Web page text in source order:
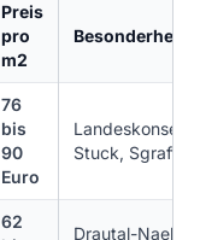
Preis
pro
m2
Besonderheit
76
bis
90
Euro
Stuck, Sgraffito
62
Drautal-Naehe,